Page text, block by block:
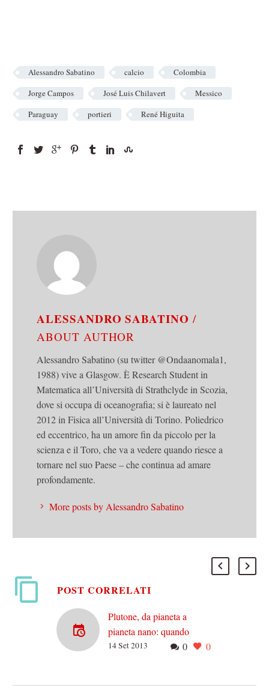
Alessandro Sabatino calcio
Colombia
Jorge Campos
José Luis Chilavert
Messico
Paraguay
portieri René Higuita
ALESSANDRO SABATINO /
ABOUT AUTHOR
Alessandro Sabatino (su twitter @Ondaanomala1,
1988) vive a Glasgow. È Research Student in
Matematica all’Università di Strathclyde in Scozia,
dove si occupa di oceanografia; si è laureato nel
2012 in Fisica all’Università di Torino. Poliedrico
ed eccentrico, ha un amore fin da piccolo per la
scienza e il Toro, che va a vedere quando riesce a
tornare nel suo Paese – che continua ad amare
profondamente.
More posts by Alessandro Sabatino
POST CORRELATI
Plutone, da pianeta a
pianeta nano: quando
l’astrofisica è razzista
0 0
14 Set 2013